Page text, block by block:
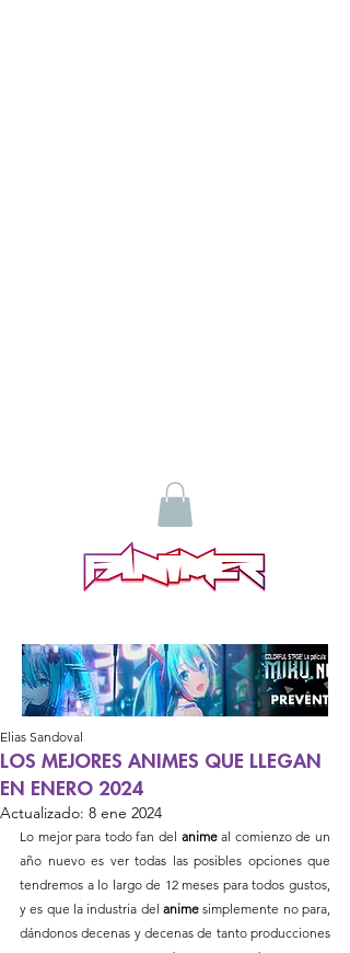
LOS MEJORES ANIMES QUE LLEGAN
EN ENERO 2024
Elias Sandoval
Actualizado: 8 ene 2024
Lo mejor para todo fan del anime al comienzo de un
año nuevo es ver todas las posibles opciones que
tendremos a lo largo de 12 meses para todos gustos,
y es que la industria del anime simplemente no para,
dándonos decenas y decenas de tanto producciones